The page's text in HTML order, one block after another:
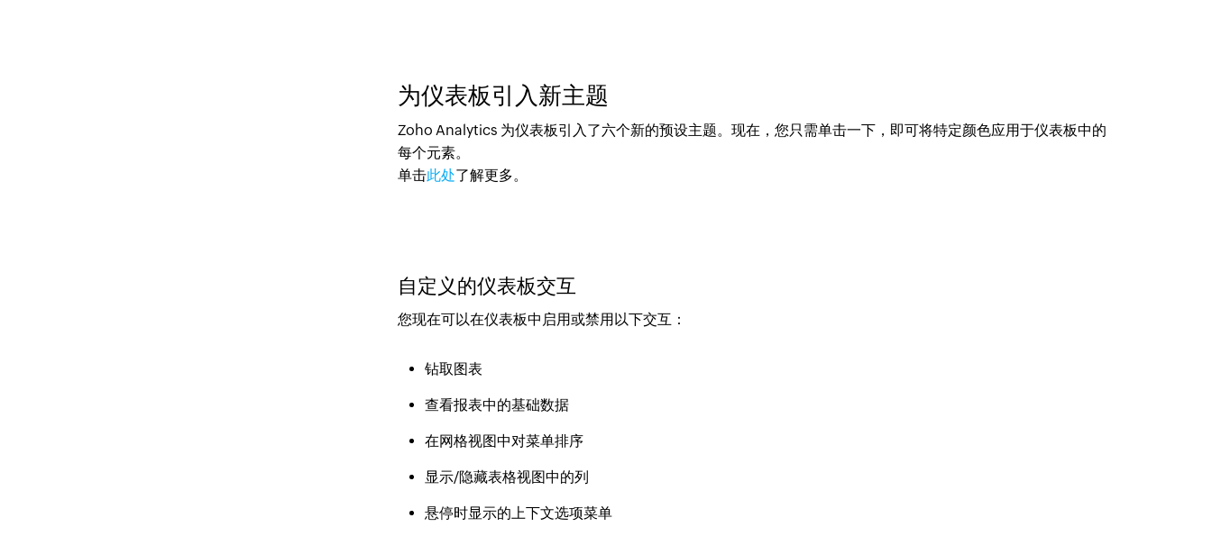
为仪表板引入新主题
Zoho Analytics 为仪表板引入了六个新的预设主题。现在，您只需单击一下，即可将特定颜色应用于仪表板中的
每个元素。
单击此处了解更多。
自定义的仪表板交互
您现在可以在仪表板中启用或禁用以下交互：
钻取图表
查看报表中的基础数据
在网格视图中对菜单排序
显示/隐藏表格视图中的列
悬停时显示的上下文选项菜单